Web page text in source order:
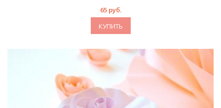
65 руб.
КУПИТЬ